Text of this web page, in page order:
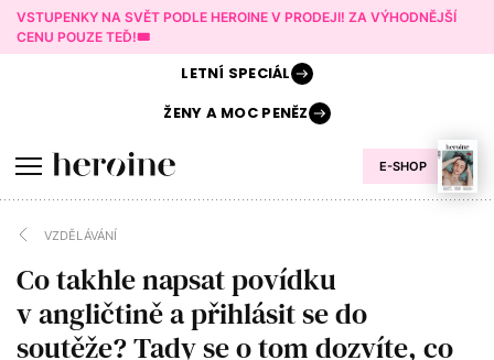
VSTUPENKY NA SVĚT PODLE HEROINE V PRODEJI! ZA VÝHODNĚJŠÍ
CENU POUZE TEĎ!🎟️
E-SHOP
LETNÍ SPECIÁL
ŽENY AMOC PENĚZ
VZDĚLÁVÁNÍ
Co takhle napsat povídku
v angličtině a přihlásit se do
soutěže? Tady se o tom dozvíte, co